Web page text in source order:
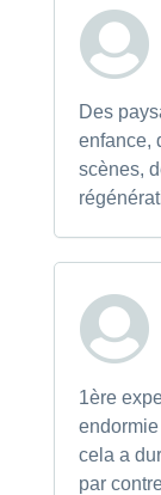
Des
enfance,
scènes,
1ère
cela a
par